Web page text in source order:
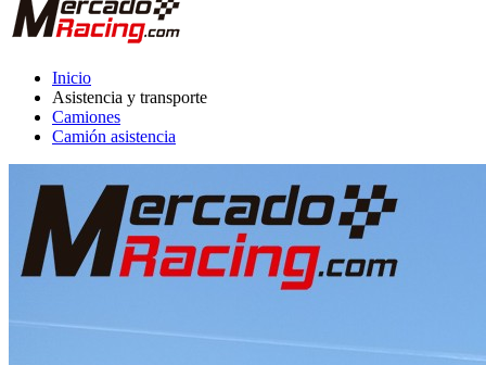
Inicio
Asistencia y transporte
Camiones
Camión asistencia